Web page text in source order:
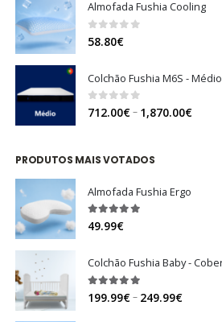
Almofada Fushia Cooling
0out of 5
58.80€
Colchão Fushia M6S - Médio
0out of 5
712.00€– 1,870.00€Price
PRODUTOS MAIS VOTADOS
Almofada Fushia Ergo
5.00out of 5
49.99€
5.00out of 5
199.99€– 249.99€Price